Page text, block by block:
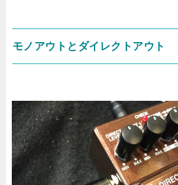
モノアウトとダイレクトアウト